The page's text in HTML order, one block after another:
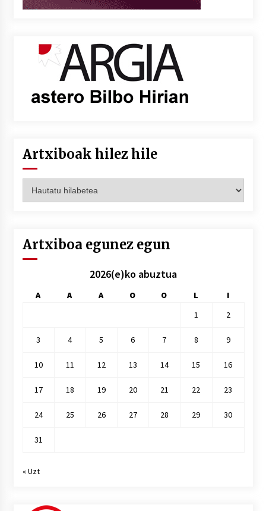
Artxiboak hilez hile
hilez
Artxiboa egunez egun
2026(e)ko abuztua
A A A O O L
I
1
2
3 4 5 6 7 8 9
10 11 12 13 14 15 16
17 18 19 20 21 22 23
24 25 26 27 28 29 30
31
« Uzt